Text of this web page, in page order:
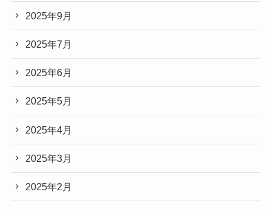
2025年9月
2025年7月
2025年6月
2025年5月
2025年4月
2025年3月
2025年2月